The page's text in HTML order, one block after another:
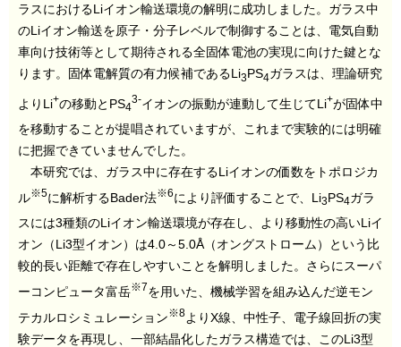
ラスにおけるLiイオン輸送環境の解明に成功しました。ガラス中
のLiイオン輸送を原子・分子レベルで制御することは、電気自動
車向け技術等として期待される全固体電池の実現に向けた鍵とな
ります。固体電解質の有力候補であるLi3PS4ガラスは、理論研究
よりLi+の移動とPS4
3-イオンの振動が連動して生じてLi+が固体中
を移動することが提唱されていますが、これまで実験的には明確
に把握できていませんでした。
本研究では、ガラス中に存在するLiイオンの価数をトポロジカ
ル※5に解析するBader法※6により評価することで、Li3PS4ガラ
スには3種類のLiイオン輸送環境が存在し、より移動性の高いLiイ
オン（Li3型イオン）は4.0～5.0Å（オングストローム）という比
較的長い距離で存在しやすいことを解明しました。さらにスーパ
ーコンピュータ富岳※7を用いた、機械学習を組み込んだ逆モン
テカルロシミュレーション※8よりX線、中性子、電子線回折の実
験データを再現し、一部結晶化したガラス構造では、このLi3型